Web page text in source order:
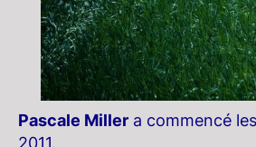
Pascale Miller a commencé
2011.